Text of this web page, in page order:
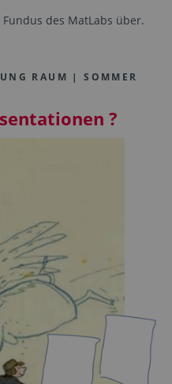
des MatLabs über.
RAUM | SOMMER
?